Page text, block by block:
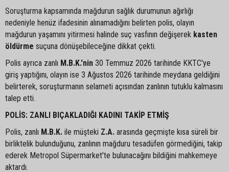
Soruşturma kapsamında mağdurun sağlık durumunun ağırlığı
nedeniyle henüz ifadesinin alınamadığını belirten polis, olayın
mağdurun yaşamını yitirmesi halinde suç vasfının değişerek kasten
öldürme suçuna dönüşebileceğine dikkat çekti.
Polis ayrıca zanlı M.B.K.'nin 30 Temmuz 2026 tarihinde KKTC'ye
giriş yaptığını, olayın ise 3 Ağustos 2026 tarihinde meydana geldiğini
belirterek, soruşturmanın selameti açısından zanlının tutuklu kalmasını
talep etti.
POLİS: ZANLI BIÇAKLADIĞI KADINI TAKİP ETMİŞ
Polis, zanlı M.B.K. ile müşteki Z.A. arasında geçmişte kısa süreli bir
birliktelik bulunduğunu, zanlının mağduru tesadüfen görmediğini, takip
ederek Metropol Süpermarket'te bulunacağını bildiğini mahkemeye
aktardı.